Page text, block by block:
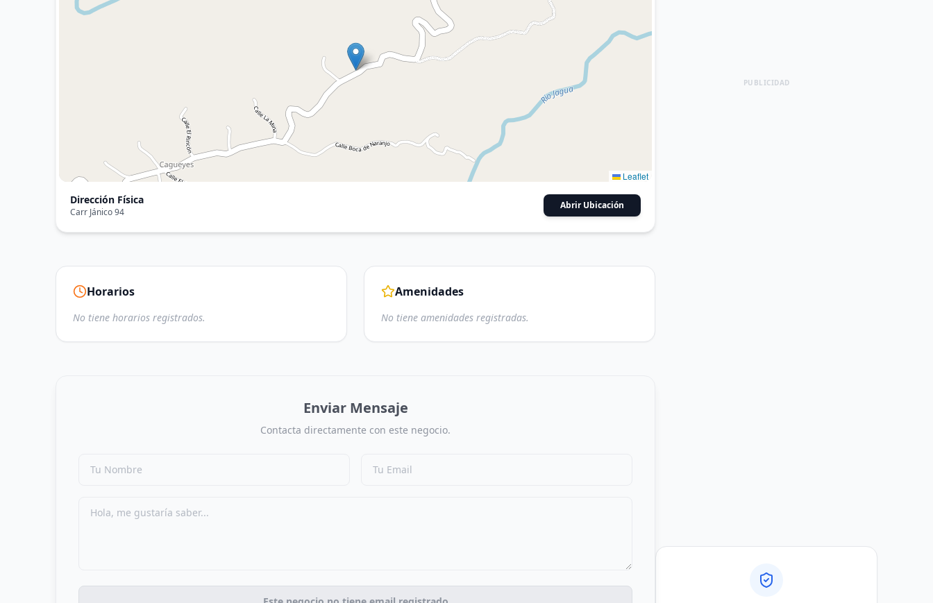
Leaflet
Dirección Física
Carr Jánico 94
Abrir Ubicación
Horarios
No tiene horarios registrados.
Amenidades
No tiene amenidades registradas.
Enviar Mensaje
Contacta directamente con este negocio.
PUBLICIDAD